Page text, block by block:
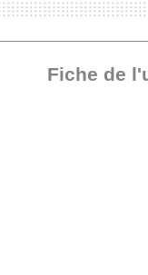
Fiche de